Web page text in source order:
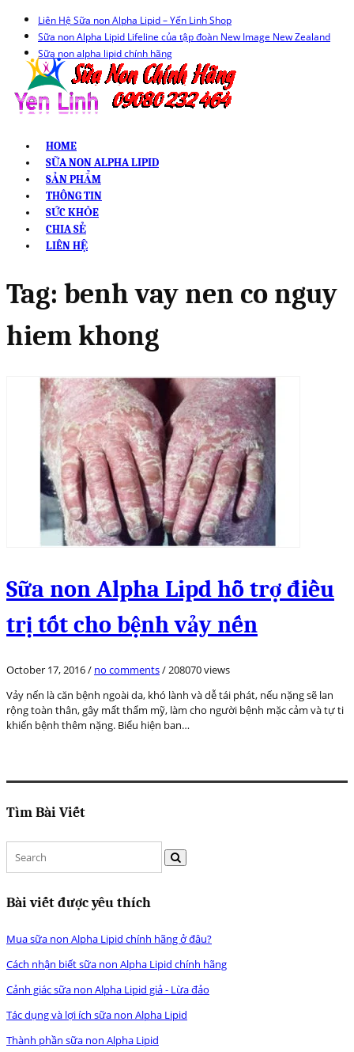
Liên Hệ Sữa non Alpha Lipid – Yến Linh Shop
Sữa non Alpha Lipid Lifeline của tập đoàn New Image New Zealand
Sữa non alpha lipid chính hãng
HOME
SỮA NON ALPHA LIPID
SẢN PHẨM
THÔNG TIN
SỨC KHỎE
CHIA SẺ
LIÊN HỆ
Tag: benh vay nen co nguy
hiem khong
Sữa non Alpha Lipd hỗ trợ điều
trị tốt cho bệnh vảy nến
October 17, 2016/ no comments/208070 views
Vảy nến là căn bệnh ngoài da, khó lành và dễ tái phát, nếu nặng sẽ lan
rộng toàn thân, gây mất thẩm mỹ, làm cho người bệnh mặc cảm và tự ti
khiến bệnh thêm nặng. Biểu hiện ban…
Tìm Bài Viết
Bài viết được yêu thích
Mua sữa non Alpha Lipid chính hãng ở đâu?
Cách nhận biết sữa non Alpha Lipid chính hãng
Cảnh giác sữa non Alpha Lipid giả - Lừa đảo
Tác dụng và lợi ích sữa non Alpha Lipid
Thành phần sữa non Alpha Lipid